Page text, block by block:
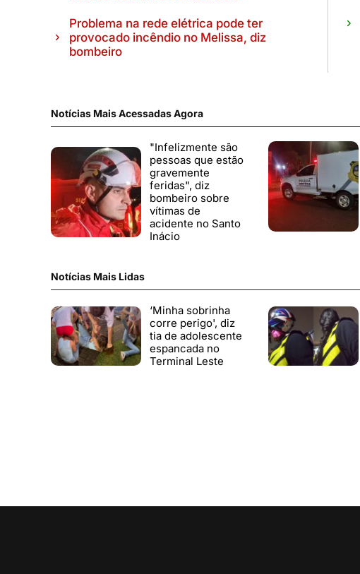
Problema na rede elétrica pode ter
provocado incêndio no Melissa, diz
bombeiro
Notícias Mais Acessadas Agora
"Infelizmente são
pessoas que estão
gravemente
feridas", diz
bombeiro sobre
vítimas de
acidente no Santo
Inácio
Notícias Mais Lidas
‘Minha sobrinha
corre perigo', diz
tia de adolescente
espancada no
Terminal Leste